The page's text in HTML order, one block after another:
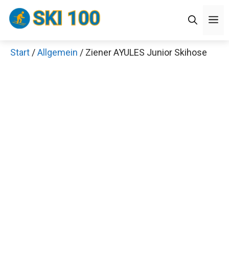
Zum
Inhalt
Start /Allgemein / Ziener AYULES Junior Skihose